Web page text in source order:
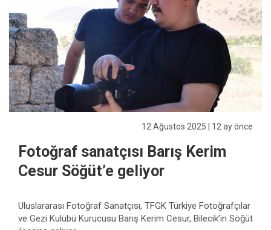
12 Ağustos 2025 | 12 ay önce
Fotoğraf sanatçısı Barış Kerim
Cesur Söğüt’e geliyor
Uluslararası Fotoğraf Sanatçısı, TFGK Türkiye Fotoğrafçılar
ve Gezi Kulübü Kurucusu Barış Kerim Cesur, Bilecik’in Söğüt